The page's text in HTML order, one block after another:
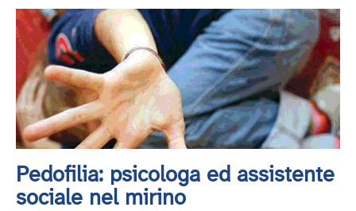
Pedofilia: psicologa ed assistente
sociale nel mirino